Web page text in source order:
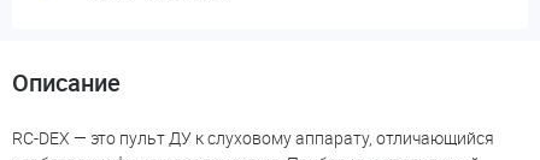
Описание
RC-DEX — это пульт ДУ к слуховому аппарату, отличающийся